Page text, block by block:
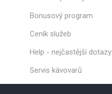
Bonusový program
Ceník služeb
Help - nejčastější dotazy
Servis kávovarů